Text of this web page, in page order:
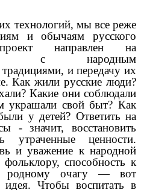
технологий, мы все реже
и обычаям русского
направлен на
с народным
и передачу их
Как жили русские люди?
Какие они соблюдали
украшали свой быт? Как
у детей? Ответить на
- значит, восстановить
утраченные ценности.
и уважение к народной
способность к
родному очагу — вот
идея. Чтобы воспитать в